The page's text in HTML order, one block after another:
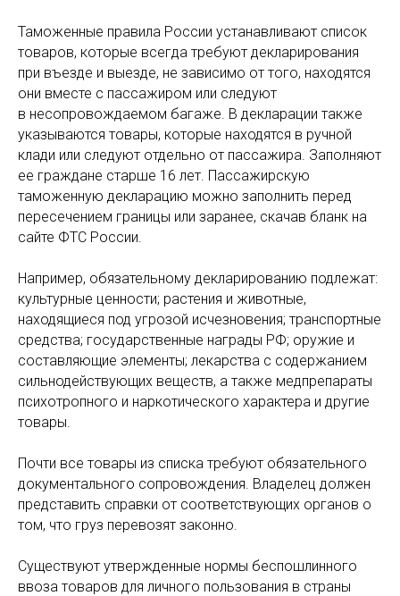
Таможенные правила России устанавливают список
товаров, которые всегда требуют декларирования
при въезде и выезде, не зависимо от того, находятся
они вместе с пассажиром или следуют
в несопровождаемом багаже. В декларации также
указываются товары, которые находятся в ручной
клади или следуют отдельно от пассажира. Заполняют
ее граждане старше 16 лет. Пассажирскую
таможенную декларацию можно заполнить перед
пересечением границы или заранее, скачав бланк на
сайте ФТС России.
Например, обязательному декларированию подлежат:
культурные ценности; растения и животные,
находящиеся под угрозой исчезновения; транспортные
средства; государственные награды РФ; оружие и
составляющие элементы; лекарства с содержанием
сильнодействующих веществ, а также медпрепараты
психотропного и наркотического характера и другие
товары.
Почти все товары из списка требуют обязательного
документального сопровождения. Владелец должен
представить справки от соответствующих органов о
том, что груз перевозят законно.
Существуют утвержденные нормы беспошлинного
ввоза товаров для личного пользования в страны